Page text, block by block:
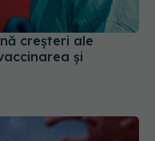
creșteri ale
și